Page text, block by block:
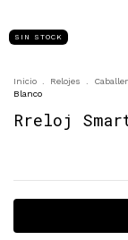
SIN STOCK
Inicio Relojes
Blanco
Rreloj